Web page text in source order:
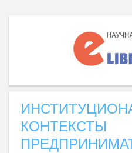
КОНТЕКСТЫ